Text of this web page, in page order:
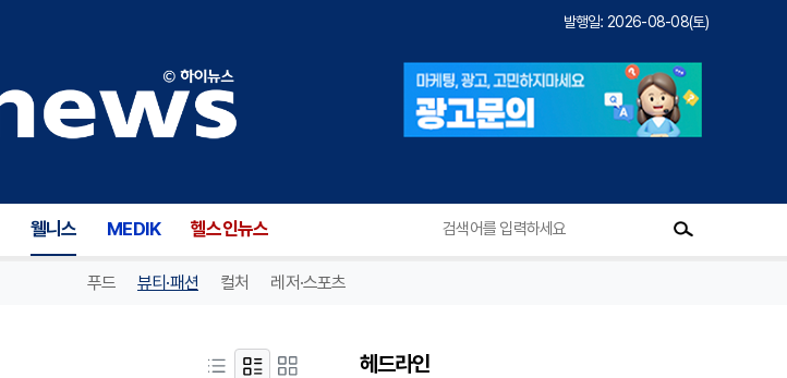
발행일: 2026-08-08(토)
웰니스 MEDIK 헬스인뉴스
푸드 뷰티·패션 컬처 레저·스포츠
헤드라인